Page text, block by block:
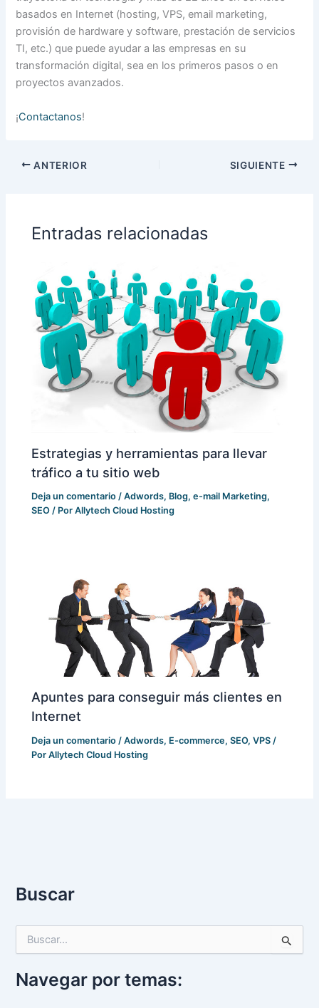
basados en Internet (hosting, VPS, email marketing,
provisión de hardware y software, prestación de servicios
TI, etc.) que puede ayudar a las empresas en su
transformación digital, sea en los primeros pasos o en
proyectos avanzados.
¡Contactanos!
ANTERIOR SIGUIENTE
Entradas relacionadas
Estrategias y herramientas para llevar
tráfico a tu sitio web
Deja un comentario /Adwords, Blog,e-mail Marketing,
SEO / PorAllytech Cloud Hosting
Apuntes para conseguir más clientes en
Internet
Deja un comentario /Adwords, E-commerce,SEO,VPS /
PorAllytech Cloud Hosting
Buscar
u
c
Navegar por temas: